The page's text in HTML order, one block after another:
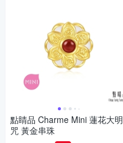
點睛品 Charme Mini 蓮花大明
咒 黃金串珠